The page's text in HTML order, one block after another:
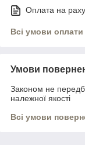
Оплата на
Всі умови оплати
Умови
Законом не
належної якості
Всі умови